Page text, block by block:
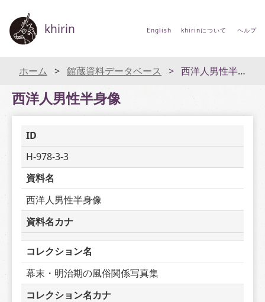
khirin English khirinについて ヘルプ
ホーム 館蔵資料データベース 西洋人男性半身像
西洋人男性半身像
ID
H-978-3-3
資料名
西洋人男性半身像
資料名カナ
コレクション名
幕末・明治期の風俗関係写真集
コレクション名カナ